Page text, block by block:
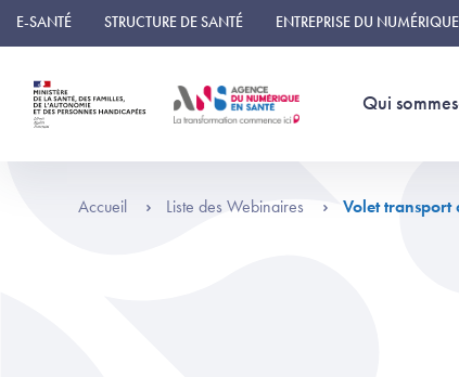
Panneau de gestion des cookies
E-SANTÉ STRUCTURE DE SANTÉ ENTREPRISE DU
Qui
Accueil Liste des Webinaires Volet transport